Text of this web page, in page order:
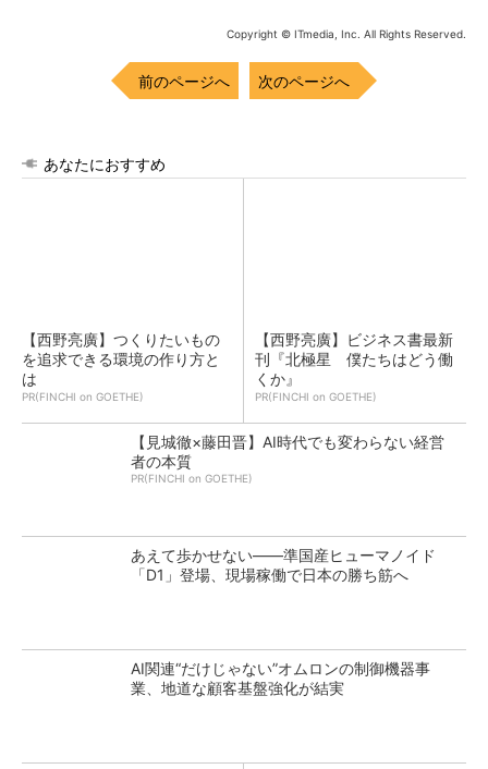
Copyright © ITmedia, Inc. All Rights Reserved.
前のページへ 次のページへ
あなたにおすすめ
【西野亮廣】つくりたいもの
を追求できる環境の作り方と
は
PR(FINCHI on GOETHE)
【西野亮廣】ビジネス書最新
刊『北極星 僕たちはどう働
くか』
PR(FINCHI on GOETHE)
【見城徹×藤田晋】AI時代でも変わらない経営
者の本質
PR(FINCHI on GOETHE)
あえて歩かせない――準国産ヒューマノイド
「D1」登場、現場稼働で日本の勝ち筋へ
AI関連“だけじゃない”オムロンの制御機器事
業、地道な顧客基盤強化が結実